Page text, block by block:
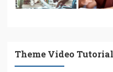
Theme Video Tutorial